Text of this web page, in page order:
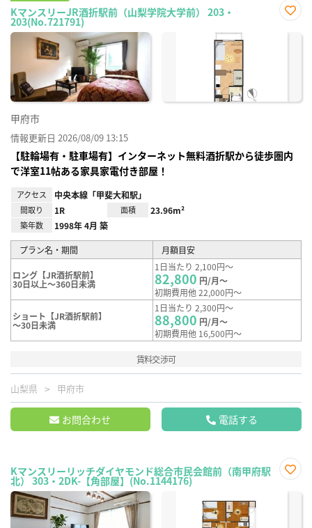
KマンスリーJR酒折駅前（山梨学院大学前） 203・
203(No.721791)
に入
甲府市
情報更新日 2026/08/09 13:15
【駐輪場有・駐車場有】インターネット無料酒折駅から徒歩圏内
で洋室11帖ある家具家電付き部屋！
アクセス 中央本線「甲斐大和駅」
間取り 1R 面積 23.96m²
築年数 1998年 4月 築
プラン名・期間 月額目安
ロング【JR酒折駅前】
30日以上～360日未満
1日当たり 2,100円～
82,800 円/月～
初期費用他 22,000円～
ショート【JR酒折駅前】
～30日未満
1日当たり 2,300円～
88,800 円/月～
初期費用他 16,500円～
賃料交渉可
山梨県 甲府市
お問合わせ 電話する
Kマンスリーリッチダイヤモンド総合市民会館前（南甲府駅
北） 303・2DK-【角部屋】(No.1144176)
に入